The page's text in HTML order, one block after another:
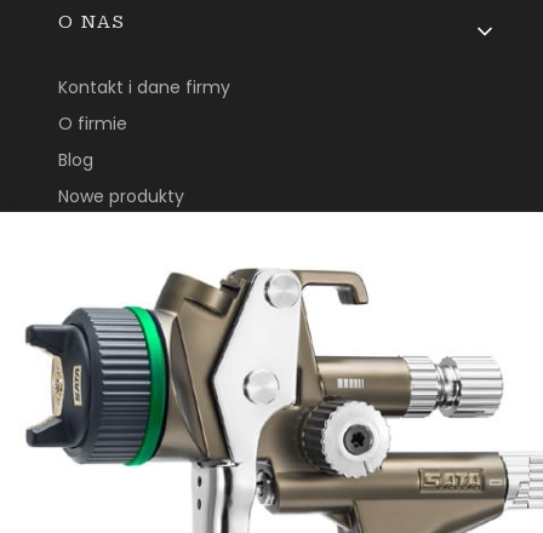
O NAS
Kontakt i dane firmy
O firmie
Blog
Nowe produkty
3M Nowości
ul. Płochocińska 113B
03-044, Warszawa
e_biuro@laktech.pl